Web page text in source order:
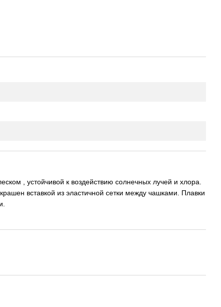
, устойчивой к воздействию солнечных лучей и хлора.
вставкой из эластичной сетки между чашками. Плавки